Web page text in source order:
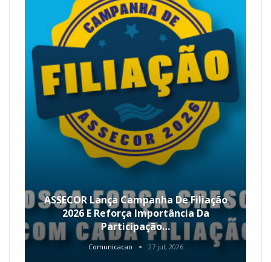
ASSECOR Lança Campanha De Filiação
2026 E Reforça Importância Da
Participação…
Comunicacao 27 jul, 2026